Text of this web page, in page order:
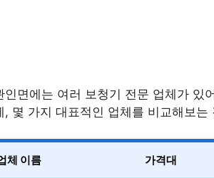
인면에는 여러 보청기 전문 업체가 있
, 몇 가지 대표적인 업체를 비교해보는
체 이름 가격대